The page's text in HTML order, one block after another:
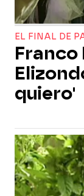
EL FINAL DE
Franco
quiero'